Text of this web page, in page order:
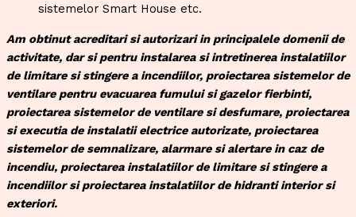
sistemelor Smart House etc.
Am obtinut acreditari si autorizari in principalele domenii de
activitate, dar si pentru instalarea si intretinerea instalatiilor
de limitare si stingere a incendiilor, proiectarea sistemelor de
ventilare pentru evacuarea fumului si gazelor fierbinti,
proiectarea sistemelor de ventilare si desfumare, proiectarea
si executia de instalatii electrice autorizate, proiectarea
sistemelor de semnalizare, alarmare si alertare in caz de
incendiu, proiectarea instalatiilor de limitare si stingere a
incendiilor si proiectarea instalatiilor de hidranti interior si
exteriori.